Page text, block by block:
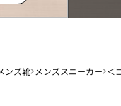
ンズ靴 メンズスニーカー ＜